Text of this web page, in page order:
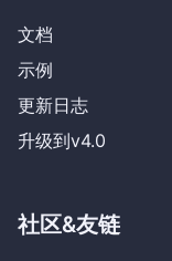
文档
示例
更新日志
升级到v4.0
社区&友链